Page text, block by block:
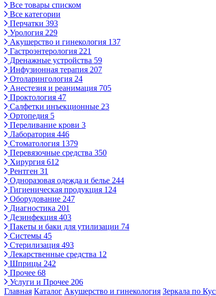
Все товары списком
Все категории
Перчатки 393
Урология 229
Акушерство и гинекология 137
Гастроэнтерология 221
Дренажные устройства 59
Инфузионная терапия 207
Отоларингология 24
Анестезия и реанимация 705
Проктология 47
Салфетки инъекционные 23
Ортопедия 5
Переливание крови 3
Лаборатория 446
Стоматология 1379
Перевязочные средства 350
Хирургия 612
Рентген 31
Одноразовая одежда и белье 244
Гигиеническая продукция 124
Оборудование 247
Диагностика 201
Дезинфекция 403
Пакеты и баки для утилизации 74
Системы 45
Стерилизация 493
Лекарственные средства 12
Шприцы 242
Прочее 68
Услуги и Прочее 206
Главная Каталог Акушерство и гинекология Зеркала по